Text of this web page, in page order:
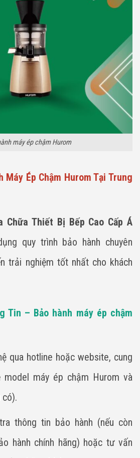
máy ép chậm Hurom
Máy Ép Chậm Hurom Tại Trung
Chữa Thiết Bị Bếp Cao Cấp Á
quy trình bảo hành chuyên
trải nghiệm tốt nhất cho khách
Tin – Bảo hành máy ép chậm
qua hotline hoặc website, cung
máy ép chậm Hurom và
thông tin bảo hành (nếu còn
hành chính hãng) hoặc tư vấn